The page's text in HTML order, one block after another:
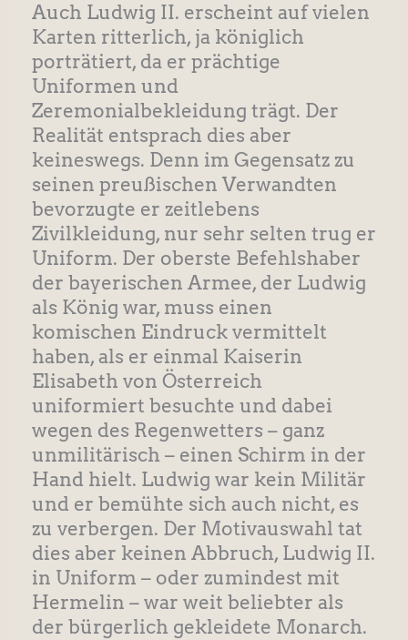
Auch Ludwig II. erscheint auf vielen
Karten ritterlich, ja königlich
porträtiert, da er prächtige
Uniformen und
Zeremonialbekleidung trägt. Der
Realität entsprach dies aber
keineswegs. Denn im Gegensatz zu
seinen preußischen Verwandten
bevorzugte er zeitlebens
Zivilkleidung, nur sehr selten trug er
Uniform. Der oberste Befehlshaber
der bayerischen Armee, der Ludwig
als König war, muss einen
komischen Eindruck vermittelt
haben, als er einmal Kaiserin
Elisabeth von Österreich
uniformiert besuchte und dabei
wegen des Regenwetters – ganz
unmilitärisch – einen Schirm in der
Hand hielt. Ludwig war kein Militär
und er bemühte sich auch nicht, es
zu verbergen. Der Motivauswahl tat
dies aber keinen Abbruch, Ludwig II.
in Uniform – oder zumindest mit
Hermelin – war weit beliebter als
der bürgerlich gekleidete Monarch.